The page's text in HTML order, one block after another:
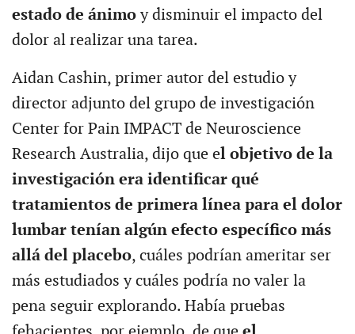
estado de ánimoy disminuir el impacto del
dolor al realizar una tarea.
Aidan Cashin, primer autor del estudio y
director adjunto del grupo de investigación
Center for Pain IMPACT de Neuroscience
Research Australia, dijo que el objetivo de la
investigación era identificar qué
tratamientos de primera línea para el dolor
lumbar tenían algún efecto específico más
allá del placebo, cuáles podrían ameritar ser
más estudiados y cuáles podría no valer la
pena seguir explorando. Había pruebas